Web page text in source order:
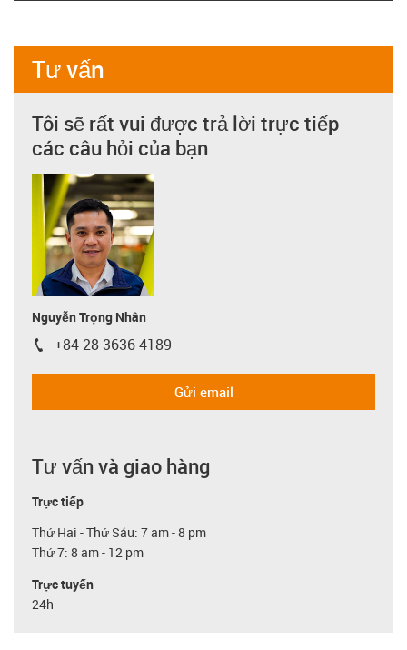
Tư vấn
Tôi sẽ rất vui được trả lời trực tiếp
các câu hỏi của bạn
Nguyễn Trọng Nhân
igus-icon-phone
+84 28 3636 4189
Gửi email
Tư vấn và giao hàng
Trực tiếp
Thứ Hai - Thứ Sáu: 7 am - 8 pm
Thứ 7: 8 am - 12 pm
Trực tuyến
24h